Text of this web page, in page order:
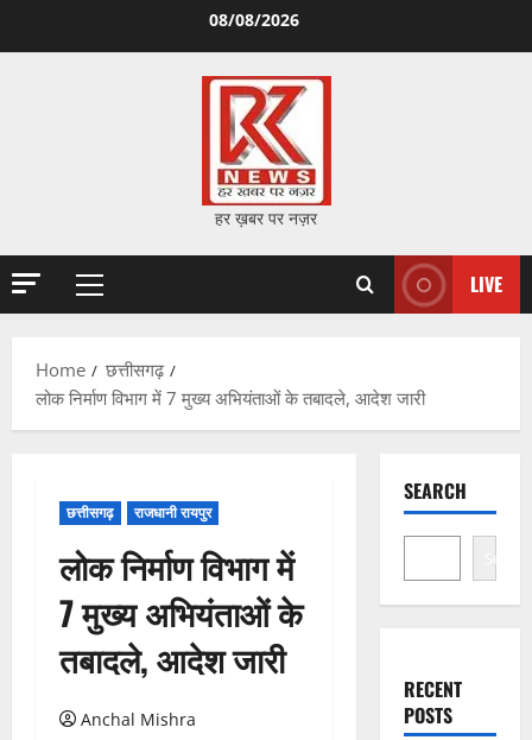
08/08/2026
हर ख़बर पर नज़र
Primary
LIVE
Home
छत्तीसगढ़
लोक निर्माण विभाग में 7 मुख्य अभियंताओं के तबादले, आदेश जारी
छत्तीसगढ़ राजधानी रायपुर
लोक निर्माण विभाग में
7 मुख्य अभियंताओं के
तबादले, आदेश जारी
Anchal Mishra
SEARCH
Search
RECENT
POSTS